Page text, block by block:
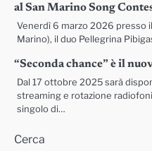
al San Marino Song
Venerdì 6 marzo 2026 presso
Marino), il duo Pellegrina
“Seconda chance” è il
Dal 17 ottobre 2025 sarà
streaming e rotazione
singolo di…
Cerca